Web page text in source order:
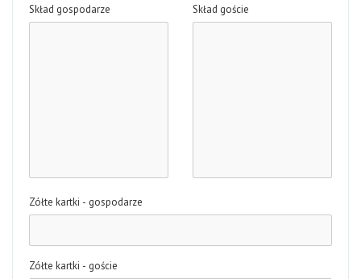
Skład gospodarze Skład goście
Zółte kartki - gospodarze
Zółte kartki - goście